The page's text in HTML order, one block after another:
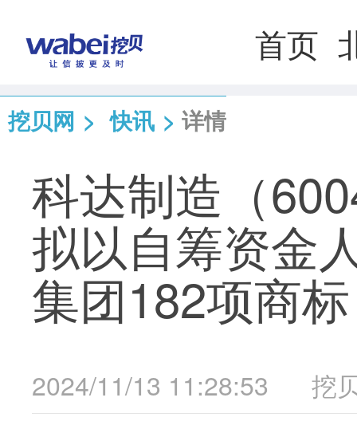
首页
挖贝网 > 快讯 > 详情
科达制造（
拟以自筹资金
集团182项商标
2024/11/13 11:28:53 挖